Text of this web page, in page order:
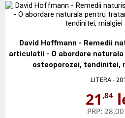
David Hoffmann - Remedii
articulatii - O abordare
osteoporozei, tendinitei,
LITERA -
21 ,84
PRP: